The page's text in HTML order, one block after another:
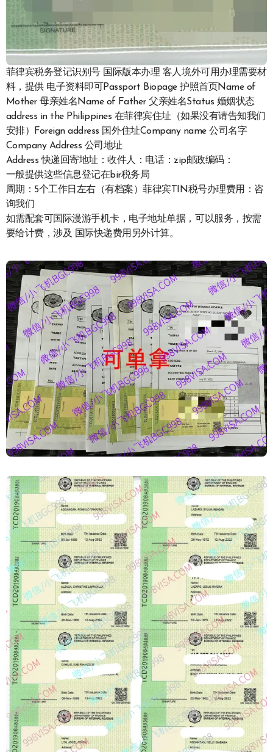
菲律宾税务登记识别号 国际版本办理 客人境外可用办理需要材
料，提供 电子资料即可Passport Biopage 护照首页Name of
Mother 母亲姓名Name of Father 父亲姓名Status 婚姻状态
address in the Philippines 在菲律宾住址（如果没有请告知我们
安排）Foreign address 国外住址Company name 公司名字
Company Address 公司地址
Address 快递回寄地址：收件人：电话：zip邮政编码：
一般提供这些信息登记在bir税务局
周期：5个工作日左右（有档案）菲律宾TIN税号办理费用：咨
询我们
如需配套可国际漫游手机卡，电子地址单据，可以服务，按需
要给计费，涉及 国际快递费用另外计算。